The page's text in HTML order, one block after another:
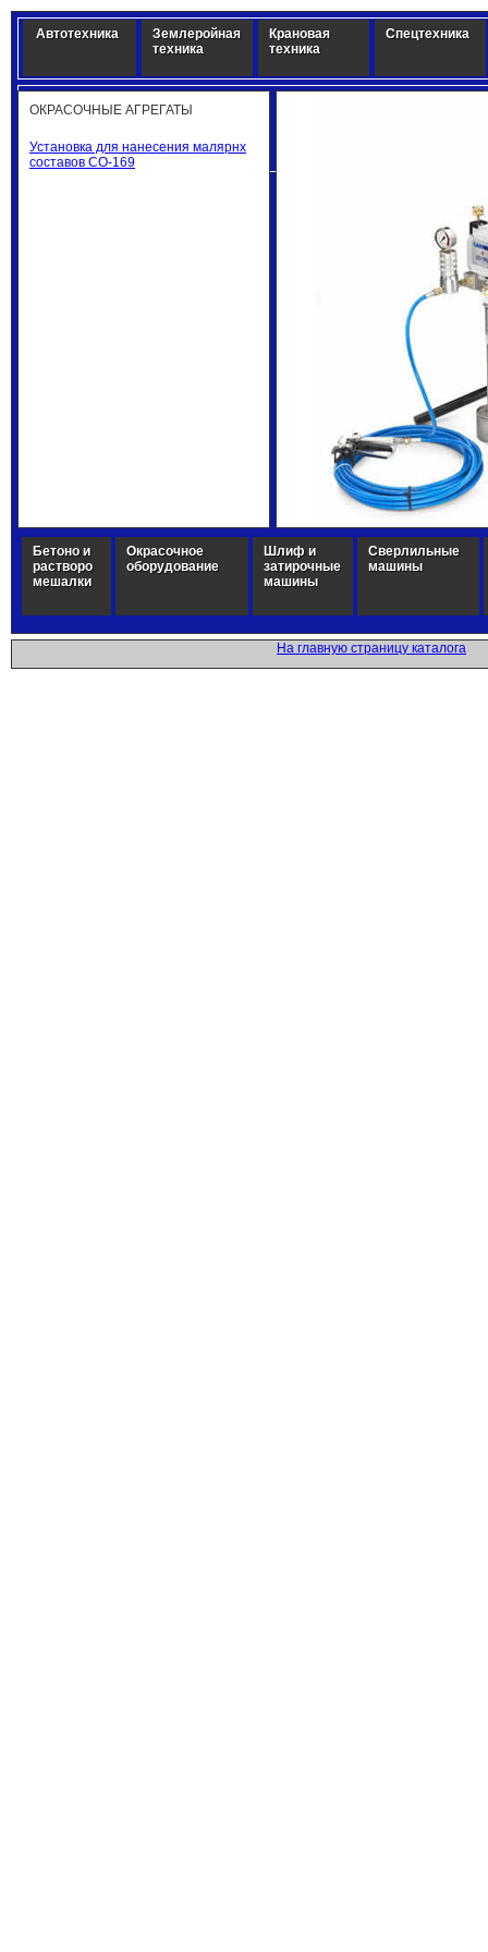
Автотехника
Землеройная
техника
Крановая
техника
Спецтехника
ОКРАСОЧНЫЕ АГРЕГАТЫ
Установка для нанесения малярнх
составов СО-169
Бетоно и
растворо
мешалки
Окрасочное
оборудование
Шлиф и
затирочные
машины
Сверлильные
машины
На главную страницу каталога